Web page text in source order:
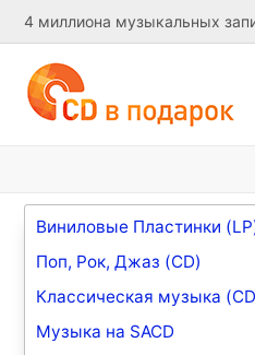
4 миллиона музыкальных
Виниловые Пластинки
Поп, Рок, Джаз (CD)
Классическая музыка
Музыка на SACD